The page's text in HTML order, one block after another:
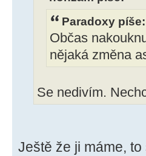
Paradoxy píše:
Občas
nějaká změna
Se nedivím.
Ještě že ji máme,